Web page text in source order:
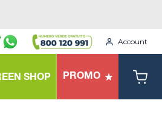
Account
SHOP PROMO